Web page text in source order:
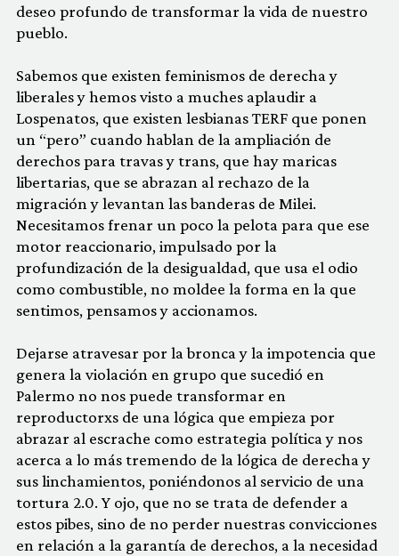
deseo profundo de transformar la vida de nuestro
pueblo.
Sabemos que existen feminismos de derecha y
liberales y hemos visto a muches aplaudir a
Lospenatos, que existen lesbianas TERF que ponen
un “pero” cuando hablan de la ampliación de
derechos para travas y trans, que hay maricas
libertarias, que se abrazan al rechazo de la
migración y levantan las banderas de Milei.
Necesitamos frenar un poco la pelota para que ese
motor reaccionario, impulsado por la
profundización de la desigualdad, que usa el odio
como combustible, no moldee la forma en la que
sentimos, pensamos y accionamos.
Dejarse atravesar por la bronca y la impotencia que
genera la violación en grupo que sucedió en
Palermo no nos puede transformar en
reproductorxs de una lógica que empieza por
abrazar al escrache como estrategia política y nos
acerca a lo más tremendo de la lógica de derecha y
sus linchamientos, poniéndonos al servicio de una
tortura 2.0. Y ojo, que no se trata de defender a
estos pibes, sino de no perder nuestras convicciones
en relación a la garantía de derechos, a la necesidad